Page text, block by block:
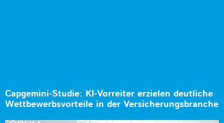
Capgemini-Studie: KI-Vorreiter erzielen deutliche
Wettbewerbsvorteile in der Versicherungsbranche